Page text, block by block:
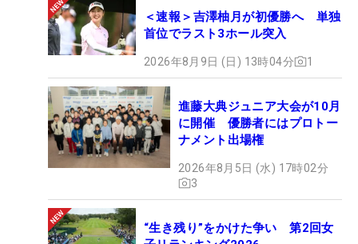
＜速報＞吉澤柚月が初優勝へ 単独
首位でラスト3ホール突入
2026年8月9日 (日) 13時04分 1
進藤大典ジュニア大会が10月
に開催 優勝者にはプロトー
ナメント出場権
2026年8月5日 (水) 17時02分
3
“生き残り”をかけた争い 第2回女